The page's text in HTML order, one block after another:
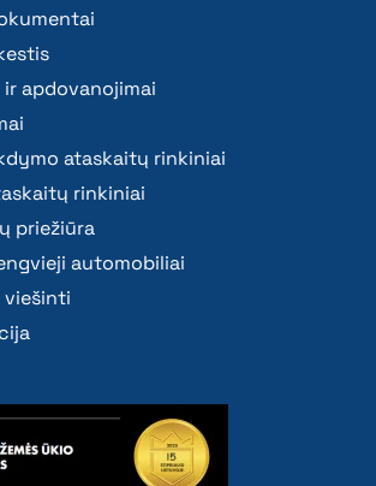
apdovanojimai
ataskaitų rinkiniai
rinkiniai
priežiūra
automobiliai
viešinti